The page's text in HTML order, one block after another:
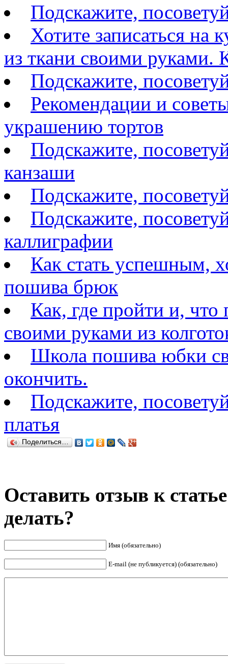
Подскажите,
Хотите записаться на
из ткани своими руками.
Подскажите,
Рекомендации и
украшению тортов
Подскажите,
канзаши
Подскажите,
Подскажите,
каллиграфии
Как стать успешным,
пошива брюк
Как, где пройти и,
своими руками из
Школа пошива юбки
окончить.
Подскажите,
платья
Поделиться…
Оставить отзыв к
делать?
Имя (обязательно)
E-mail (не публикуется) (обязательно)